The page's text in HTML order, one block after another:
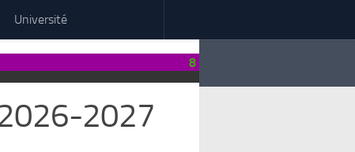
Université
8
2027